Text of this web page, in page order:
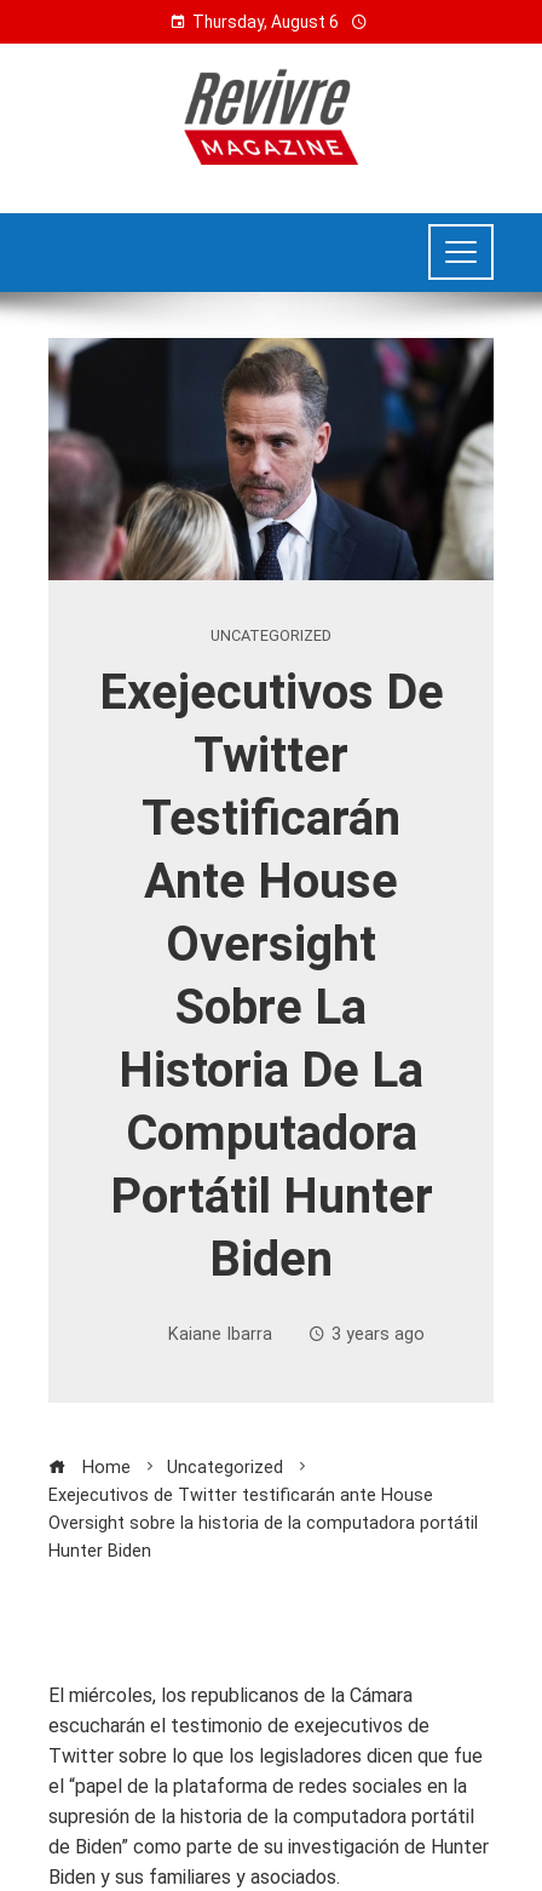
Thursday, August 6
UNCATEGORIZED
Exejecutivos De
Twitter
Testificarán
Ante House
Oversight
Sobre La
Historia De La
Computadora
Portátil Hunter
Biden
Kaiane Ibarra 3 years ago
Home
Uncategorized
Exejecutivos de Twitter testificarán ante House
Oversight sobre la historia de la computadora portátil
Hunter Biden
El miércoles, los republicanos de la Cámara
escucharán el testimonio de exejecutivos de
Twitter sobre lo que los legisladores dicen que fue
el “papel de la plataforma de redes sociales en la
supresión de la historia de la computadora portátil
de Biden” como parte de su investigación de Hunter
Biden y sus familiares y asociados.